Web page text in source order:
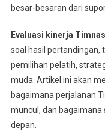
besar-besaran dari
Evaluasi kinerja
soal hasil pertandingan,
pemilihan pelatih,
muda. Artikel ini akan
bagaimana perjalanan
muncul, dan bagaimana
depan.